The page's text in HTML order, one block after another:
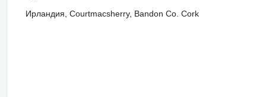
Ирландия, Courtmacsherry, Bandon Co. Cork